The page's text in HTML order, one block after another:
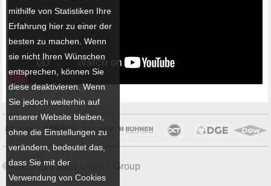
© Copyright 2026 Ulbrich Group
mithilfe von Statistiken Ihre
Erfahrung hier zu einer der
besten zu machen. Wenn
sie nicht Ihren Wünschen
entsprechen, können Sie
diese deaktivieren. Wenn
Sie jedoch weiterhin auf
unserer Website bleiben,
ohne die Einstellungen zu
verändern, bedeutet das,
dass Sie mit der
Verwendung von Cookies